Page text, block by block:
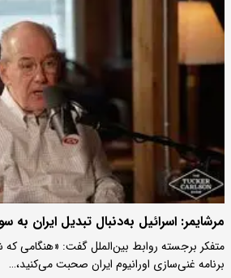
مرشایمر: اسرائیل به‌دنبال تبدیل ایران به
متفکر برجسته روابط بین‌الملل گفت: «هنگامی که
برنامه غنی‌سازی اورانیوم ایران صحبت می‌کنید،…